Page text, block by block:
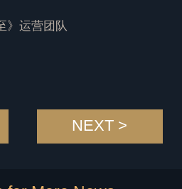
》运营团队
NEXT >